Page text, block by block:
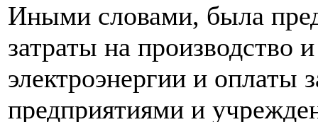
Иными словами, была
затраты на производство
электроэнергии и оплаты
предприятиями и